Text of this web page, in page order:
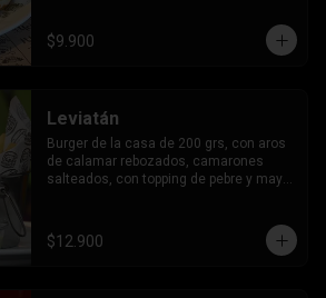
$9.900
Leviatán
Burger de la casa de 200 grs, con aros
de calamar rebozados, camarones
salteados, con topping de pebre y mayo
$12.900